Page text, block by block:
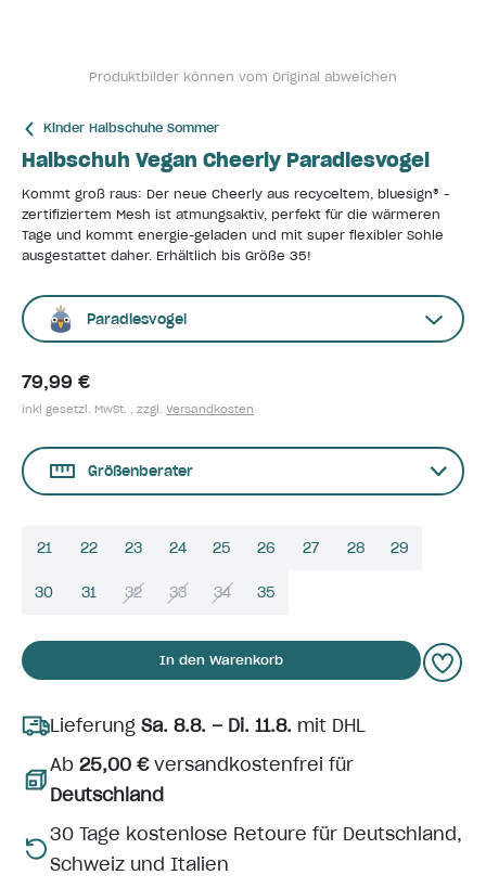
Produktbilder können vom Original abweichen
Kinder Halbschuhe Sommer
Halbschuh Vegan Cheerly Paradiesvogel
Kommt groß raus: Der neue Cheerly aus recyceltem, bluesign® -
zertifiziertem Mesh ist atmungsaktiv, perfekt für die wärmeren
Tage und kommt energie-geladen und mit super flexibler Sohle
ausgestattet daher. Erhältlich bis Größe 35!
Paradiesvogel
79,99 €
inkl gesetzl. MwSt. , zzgl. Versandkosten
Größenberater
21 22 23 24 25 26 27 28 29
30 31 32 33 34 35
In den Warenkorb
Lieferung Sa. 8.8. – Di. 11.8. mit DHL
Ab 25,00 €versandkostenfrei für
Deutschland
30 Tage kostenlose Retoure für Deutschland,
Schweiz und Italien